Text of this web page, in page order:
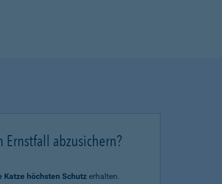
abzusichern?
höchsten Schutzerhalten.